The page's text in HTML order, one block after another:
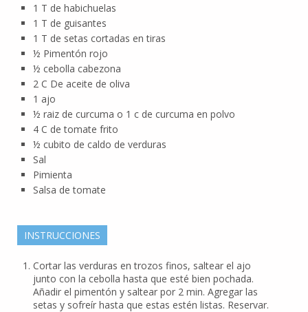
1 T de habichuelas
1 T de guisantes
1 T de setas cortadas en tiras
½ Pimentón rojo
½ cebolla cabezona
2 C De aceite de oliva
1 ajo
½ raiz de curcuma o 1 c de curcuma en polvo
4 C de tomate frito
½ cubito de caldo de verduras
Sal
Pimienta
Salsa de tomate
INSTRUCCIONES
Cortar las verduras en trozos finos, saltear el ajo
junto con la cebolla hasta que esté bien pochada.
Añadir el pimentón y saltear por 2 min. Agregar las
setas y sofreír hasta que estas estén listas. Reservar.